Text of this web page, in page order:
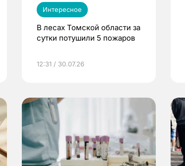
Интересное
В лесах Томской области за
сутки потушили 5 пожаров
12:31 / 30.07.26